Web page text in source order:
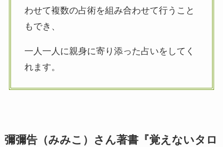
わせて複数の占術を組み合わせて行うこと
もでき、
一人一人に親身に寄り添った占いをしてく
れます。
彌彌告（みみこ）さん著書『覚えないタロ